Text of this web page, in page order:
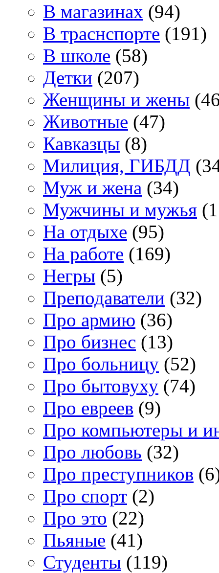
В магазинах (94)
В траснспорте (191)
В школе (58)
Детки (207)
Женщины и жены
Животные (47)
Кавказцы (8)
Милиция, ГИБДД
Муж и жена (34)
Мужчины и мужья
На отдыхе (95)
На работе (169)
Негры (5)
Преподаватели (32)
Про армию (36)
Про бизнес (13)
Про больницу (52)
Про бытовуху (74)
Про евреев (9)
Про компьютеры и
Про любовь (32)
Про преступников
Про спорт (2)
Про это (22)
Пьяные (41)
Студенты (119)